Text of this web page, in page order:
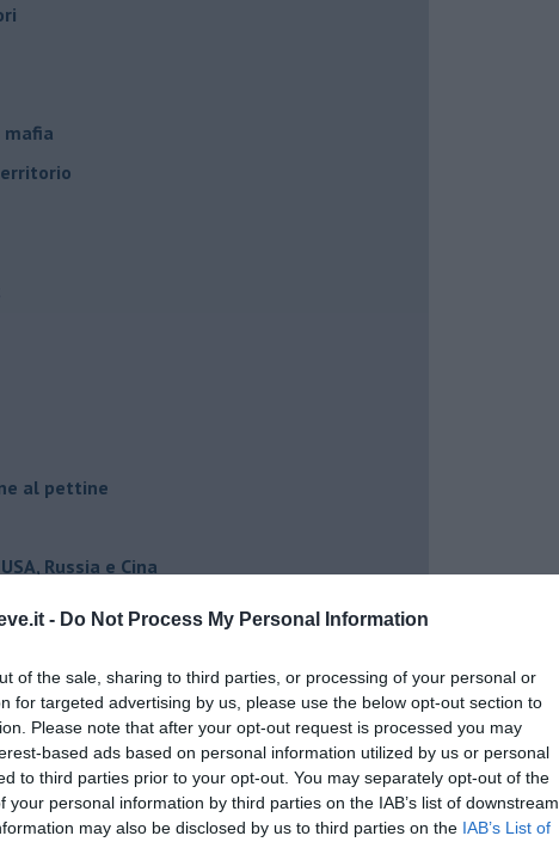
- Do Not Process My Personal Information
of the sale, sharing to third parties, or processing of your personal or
for targeted advertising by us, please use the below opt-out section to
Please note that after your opt-out request is processed you may
based ads based on personal information utilized by us or personal
to third parties prior to your opt-out. You may separately opt-out of the
your personal information by third parties on the IAB’s list of downstream
may also be disclosed by us to third parties on the IAB’s List of
mafia
al pettine
Russia e Cina
1966